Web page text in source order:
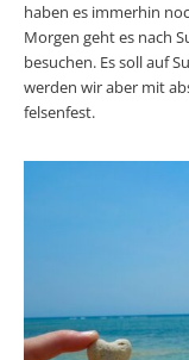
haben es immerhin
Morgen geht es nach
besuchen. Es soll auf
werden wir aber mit
felsenfest.